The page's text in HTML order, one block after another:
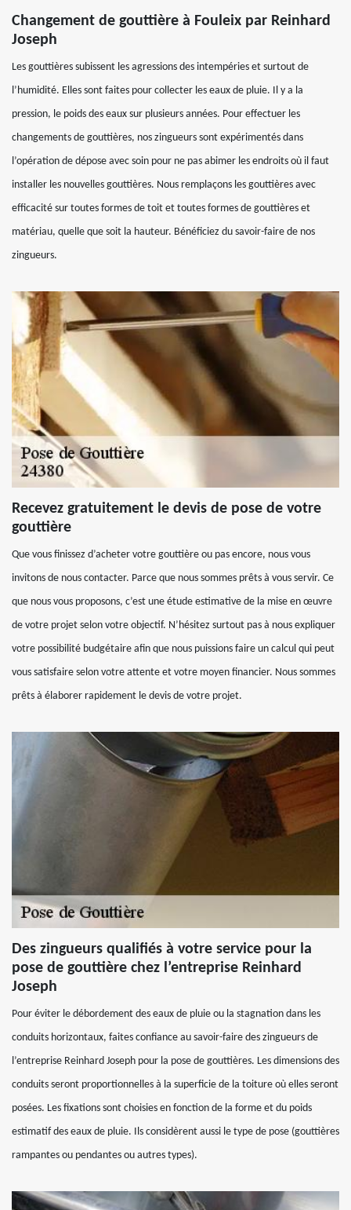
Changement de gouttière à Fouleix par Reinhard
Joseph
Les gouttières subissent les agressions des intempéries et surtout de
l’humidité. Elles sont faites pour collecter les eaux de pluie. Il y a la
pression, le poids des eaux sur plusieurs années. Pour effectuer les
changements de gouttières, nos zingueurs sont expérimentés dans
l’opération de dépose avec soin pour ne pas abimer les endroits où il faut
installer les nouvelles gouttières. Nous remplaçons les gouttières avec
efficacité sur toutes formes de toit et toutes formes de gouttières et
matériau, quelle que soit la hauteur. Bénéficiez du savoir-faire de nos
zingueurs.
Recevez gratuitement le devis de pose de votre
gouttière
Que vous finissez d’acheter votre gouttière ou pas encore, nous vous
invitons de nous contacter. Parce que nous sommes prêts à vous servir. Ce
que nous vous proposons, c’est une étude estimative de la mise en œuvre
de votre projet selon votre objectif. N’hésitez surtout pas à nous expliquer
votre possibilité budgétaire afin que nous puissions faire un calcul qui peut
vous satisfaire selon votre attente et votre moyen financier. Nous sommes
prêts à élaborer rapidement le devis de votre projet.
Des zingueurs qualifiés à votre service pour la
pose de gouttière chez l’entreprise Reinhard
Joseph
Pour éviter le débordement des eaux de pluie ou la stagnation dans les
conduits horizontaux, faites confiance au savoir-faire des zingueurs de
l’entreprise Reinhard Joseph pour la pose de gouttières. Les dimensions des
conduits seront proportionnelles à la superficie de la toiture où elles seront
posées. Les fixations sont choisies en fonction de la forme et du poids
estimatif des eaux de pluie. Ils considèrent aussi le type de pose (gouttières
rampantes ou pendantes ou autres types).